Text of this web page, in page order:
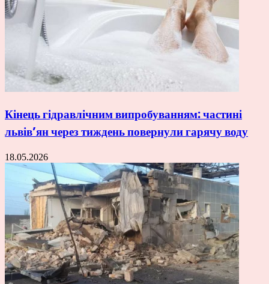
Кінець гідравлічним випробуванням: частині
львів’ян через тиждень повернули гарячу воду
18.05.2026